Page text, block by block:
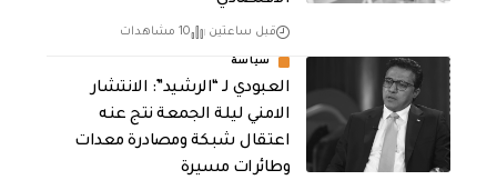
قبل ساعتين 10 مشاهدات
سياسة
العبودي لـ “الرشيد”: الانتشار
الامني ليلة الجمعة نتج عنه
اعتقال شبكة ومصادرة معدات
وطائرات مسيرة